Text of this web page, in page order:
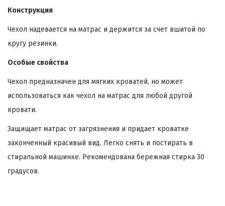
Конструкция
Чехол надевается на матрас и держится за счет вшитой по
кругу резинки.
Особые свойства
Чехол предназначен для мягких кроватей, но может
использоваться как чехол на матрас для любой другой
кровати.
Защищает матрас от загрязнения и придает кроватке
законченный красивый вид. Легко снять и постирать в
стиральной машинке. Рекомендована бережная стирка 30
градусов.